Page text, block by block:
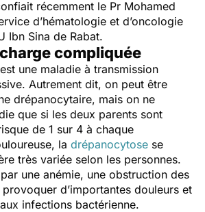
récemment le Pr Mohamed
d’hématologie et d’oncologie
Ibn Sina de Rabat.
compliquée
une maladie à transmission
Autrement dit, on peut être
drépanocytaire, mais on ne
que si les deux parents sont
de 1 sur 4 à chaque
la drépanocytose se
très variée selon les personnes.
une anémie, une obstruction des
d’importantes douleurs et
infections bactérienne.